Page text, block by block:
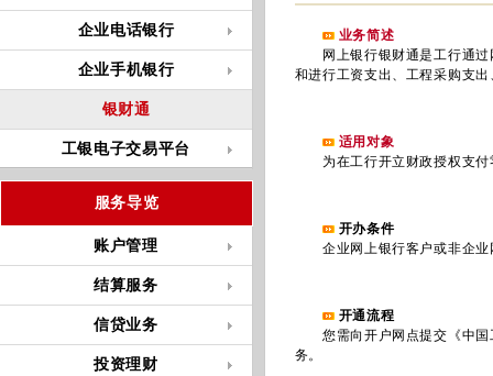
企业电话银行
企业手机银行
银财通
工银电子交易平台
服务导览
账户管理
结算服务
信贷业务
投资理财
业务简述
网上银行银财通是工行通过
和进行工资支出、工程采购支
适用对象
为在工行开立财政授权支付
开办条件
企业网上银行客户或非企业
开通流程
您需向开户网点提交《中国
务。